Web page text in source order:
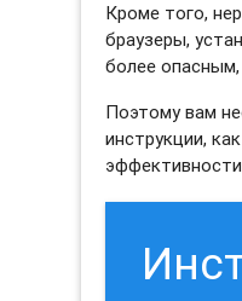
Кроме того,
браузеры,
более
Поэтому вам
инструкции,